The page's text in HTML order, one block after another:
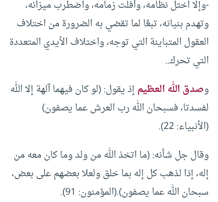
-وإلا اختل نظامه، وأفلت زمامه، واضطرب ميزانه،
وتهدم بنيانه، تبعًا لما تقضي به الضرورة من اختلاف
العقول المتباينة التي توجه، واختلاف الأيدي المتعددة
التي تحرك..
وصدق الله العظيمإذ يقول: (لو كان فيهما آلهة إلا الله
لفسدتا، فسبحان الله رب العرش عما يصفون)
(الأنبياء: 22).
وقال جل شأنه: (ما اتخذ الله من ولد وما كان معه من
إله، إذا لذهب كل إله بما خلق ولعلا بعضهم على بعض،
سبحان الله عما يصفون).(المؤمنون: 91).